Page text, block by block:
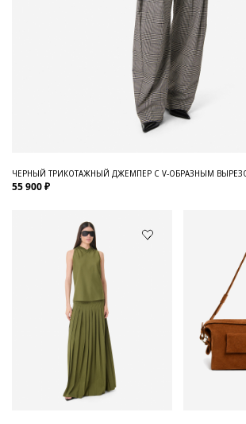
ЧЕРНЫЙ ТРИКОТАЖНЫЙ ДЖЕМПЕР С V-ОБРАЗНЫМ
55 900 ₽